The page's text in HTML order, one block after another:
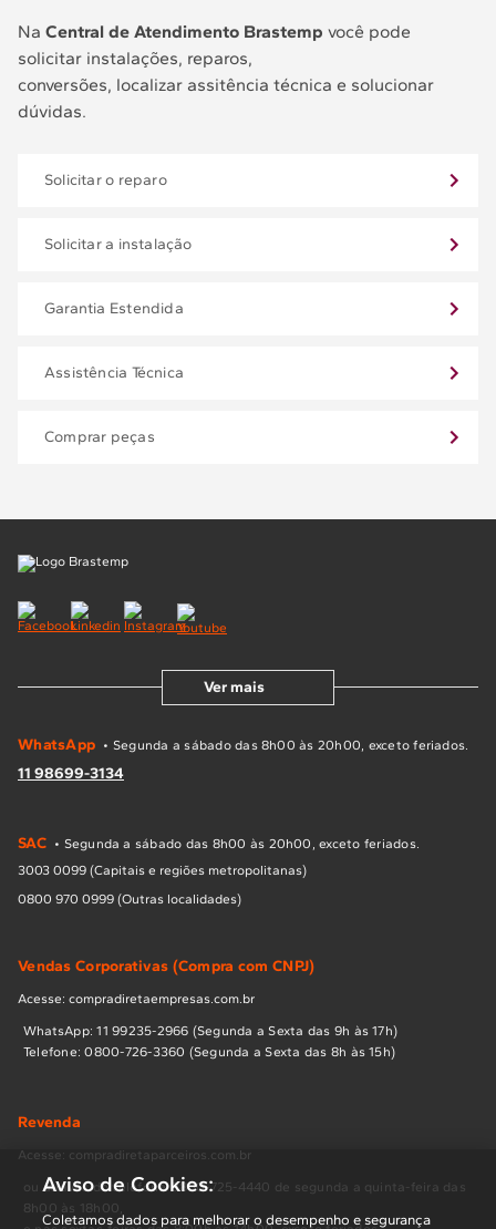
Na Central de Atendimento Brastemp você pode
solicitar instalações, reparos,
conversões, localizar assitência técnica e solucionar
dúvidas.
Solicitar o reparo
Solicitar a instalação
Garantia Estendida
Assistência Técnica
Comprar peças
Ver mais
WhatsApp • Segunda a sábado das 8h00 às 20h00, exceto feriados.
11 98699-3134
SAC • Segunda a sábado das 8h00 às 20h00, exceto feriados.
3003 0099 (Capitais e regiões metropolitanas)
0800 970 0999 (Outras localidades)
Vendas Corporativas (Compra com CNPJ)
Acesse: compradiretaempresas.com.br
WhatsApp: 11 99235-2966 (Segunda a Sexta das 9h às 17h)
Telefone: 0800-726-3360 (Segunda a Sexta das 8h às 15h)
Revenda
Acesse: compradiretaparceiros.com.br
ou através do telefone 0800-725-4440 de segunda a quinta-feira das
8h00 às 18h00,
Aviso de Cookies:
Coletamos dados para melhorar o desempenho e segurança